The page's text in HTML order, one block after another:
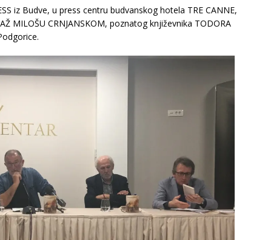
iz Budve, u press centru budvanskog hotela TRE CANNE,
MILOŠU CRNJANSKOM, poznatog književnika TODORA